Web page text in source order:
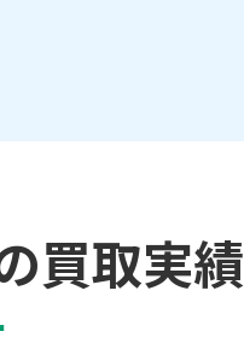
買取実績